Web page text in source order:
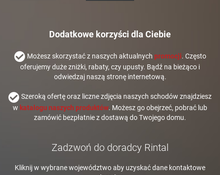
Dodatkowe korzyści dla Ciebie
Możesz skorzystać z naszych aktualnych promocji. Często
oferujemy duże zniżki, rabaty, czy upusty. Bądź na bieżąco i
odwiedzaj naszą stronę internetową.
Szeroką ofertę oraz liczne zdjęcia naszych schodów znajdziesz
w katalogu naszych produktów. Możesz go obejrzeć, pobrać lub
zamówić bezpłatnie z dostawą do Twojego domu.
Zadzwoń do doradcy Rintal
Kliknij w wybrane województwo aby uzyskać dane kontaktowe